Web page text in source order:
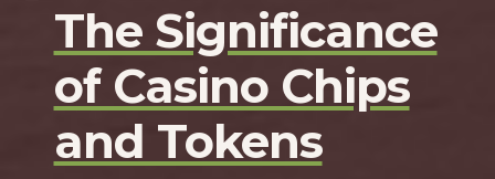
The Significance
of Casino Chips
and Tokens